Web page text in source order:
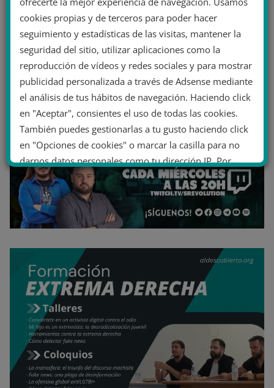
cookies propias y de terceros para poder hacer
seguimiento y estadísticas de las visitas, mantener la
seguridad del sitio, utilizar aplicaciones como la
reproducción de vídeos y redes sociales y para mostrar
publicidad personalizada a través de Adsense mediante
el análisis de tus hábitos de navegación. Haciendo click
en "Aceptar", consientes el uso de todas las cookies.
También puedes gestionarlas a tu gusto haciendo click
en "Opciones de cookies" o marcar la casilla para no
darnos datos personales como tu dirección IP. Por
último, puedes leer nuestra Política de cookies.
No dar mi información personal
Opciones de cookies Aceptar cookies
Rechazar cookies Política de cookies